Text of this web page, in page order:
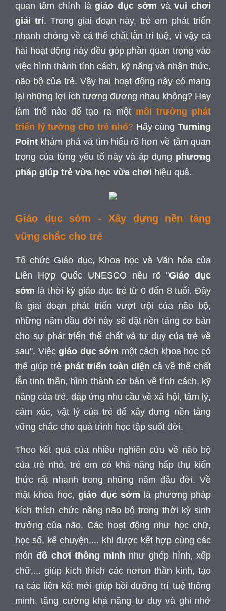
quan tâm chính làgiáo dục sớm vàvui chơi
giải trí. Trong giai đoạn này, trẻ em phát triển
nhanh chóng về cả thể chất lẫn trí tuệ, vì vậy cả
hai hoạt động này đều góp phần quan trọng vào
việc hình thành tính cách, kỹ năng và nhận thức,
não bộ của trẻ. Vậy hai hoạt động này có mang
lại những lợi ích tương đương nhau không? Hay
làm thế nào để tạo ra một môi trường phát
triển lý tưởng cho trẻ nhỏ? Hãy cùng Turning
Point khám phá và tìm hiểu rõ hơn về tầm quan
trọng của từng yếu tố này và áp dụng phương
pháp giúp trẻ vừa học vừa chơi hiệu quả.
Giáo dục sớm - Xây dựng nền tảng
vững chắc cho trẻ
Tổ chức Giáo dục, Khoa học và Văn hóa của
Liên Hợp Quốc UNESCO nêu rõ "Giáo dục
sớm là thời kỳ giáo dục trẻ từ 0 đến 8 tuổi. Đây
là giai đoạn phát triển vượt trội của não bộ,
những năm đầu đời này sẽ đặt nền tảng cơ bản
cho sự phát triển thể chất và tư duy của trẻ về
sau". Việcgiáo dục sớm một cách khoa học có
thể giúp trẻ phát triển toàn diện cả về thể chất
lẫn tinh thần, hình thành cơ bản về tính cách, kỹ
năng của trẻ, đáp ứng nhu cầu về xã hội, tâm lý,
cảm xúc, vật lý của trẻ để xây dựng nền tảng
vững chắc cho quá trình học tập suốt đời.
Theo kết quả của nhiều nghiên cứu về não bộ
của trẻ nhỏ, trẻ em có khả năng hấp thụ kiến
thức rất nhanh trong những năm đầu đời. Về
mặt khoa học,giáo dục sớm là phương pháp
kích thích chức năng não bộ trong thời kỳ sinh
trưởng của não. Các hoạt động như học chữ,
học số, kể chuyện,... khi được kết hợp cùng các
mónđồ chơi thông minh như ghép hình, xếp
chữ,... giúp kích thích các nơron thần kinh, tạo
ra các liên kết mới giúp bồi dưỡng trí tuệ thông
minh, tăng cường khả năng tư duy và ghi nhớ